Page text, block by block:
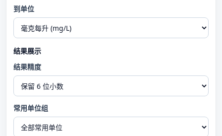
到单位
结果展示
结果精度
常用单位组